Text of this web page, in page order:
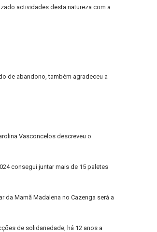
actividades desta natureza com a
de abandono, também agradeceu a
Vasconcelos descreveu o
consegui juntar mais de 15 paletes
Mamã Madalena no Cazenga será a
de solidariedade, há 12 anos a